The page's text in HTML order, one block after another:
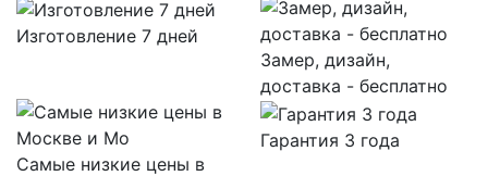
Изготовление 7 дней
Замер, дизайн,
доставка - бесплатно
Самые низкие цены в
Гарантия 3 года